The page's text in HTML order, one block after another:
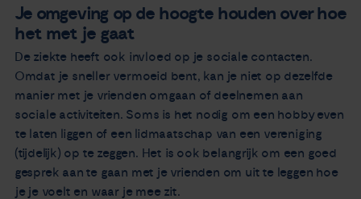
Je omgeving op de hoogte houden over hoe
het met je gaat
De ziekte heeft ook invloed op je sociale contacten.
Omdat je sneller vermoeid bent, kan je niet op dezelfde
manier met je vrienden omgaan of deelnemen aan
sociale activiteiten. Soms is het nodig om een hobby even
te laten liggen of een lidmaatschap van een vereniging
(tijdelijk) op te zeggen. Het is ook belangrijk om een goed
gesprek aan te gaan met je vrienden om uit te leggen hoe
je je voelt en waar je mee zit.